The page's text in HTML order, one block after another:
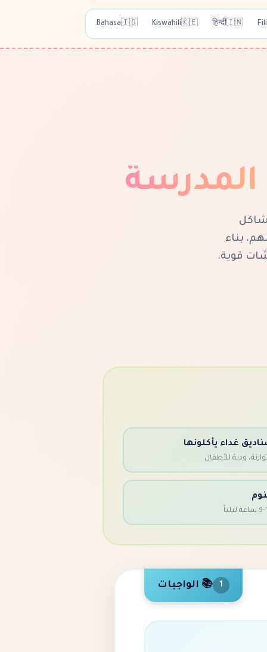
🇮🇳
हिन्दी
🇰🇪
Kiswahili
🇮🇩
Bahasa
مشاكل
بناء
قوية.
غداء يأكلونها
ودية للأطفال
ليلياً
1 📚 الواجبات